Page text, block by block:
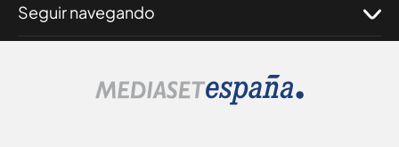
Seguir navegando